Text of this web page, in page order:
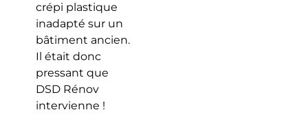
crépi plastique
inadapté sur un
bâtiment ancien.
Il était donc
pressant que
DSD Rénov
intervienne !